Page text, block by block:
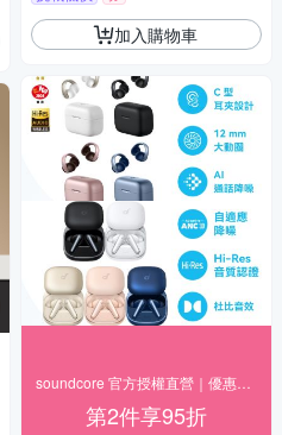
加入購物車
第2件享95折